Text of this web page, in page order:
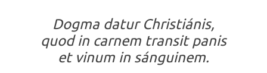
Dogma datur Christiánis,
quod in carnem transit panis
et vinum in sánguinem.